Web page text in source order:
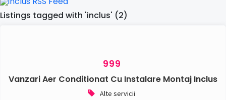
Listings tagged with 'inclus' (2)
999
Vanzari Aer Conditionat Cu Instalare Montaj Inclus
Alte servicii